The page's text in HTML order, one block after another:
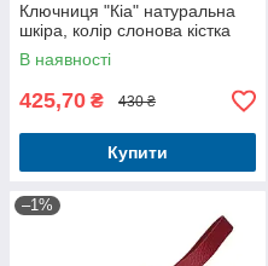
Ключниця "Кіа" натуральна
шкіра, колір слонова кістка
В наявності
425,70 ₴ 430 ₴
Купити
–1%